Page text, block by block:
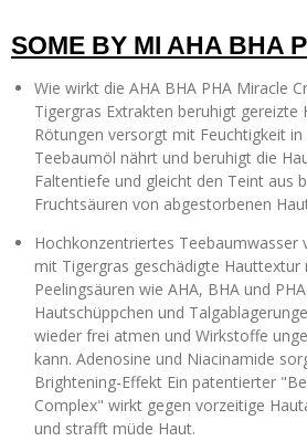
SOME BY MI AHA BHA
Wie wirkt die AHA BHA PHA Miracle
Tigergras Extrakten beruhigt gereizte
Rötungen versorgt mit Feuchtigkeit
Teebaumöl nährt und beruhigt die
Faltentiefe und gleicht den Teint aus
Fruchtsäuren von abgestorbenen
Hochkonzentriertes Teebaumwasser
mit Tigergras geschädigte Hauttextur
Peelingsäuren wie AHA, BHA und
Hautschüppchen und
wieder frei atmen und Wirkstoffe
kann. Adenosine und Niacinamide
Brightening-Effekt Ein patentierter
Complex" wirkt gegen vorzeitige
und strafft müde Haut.